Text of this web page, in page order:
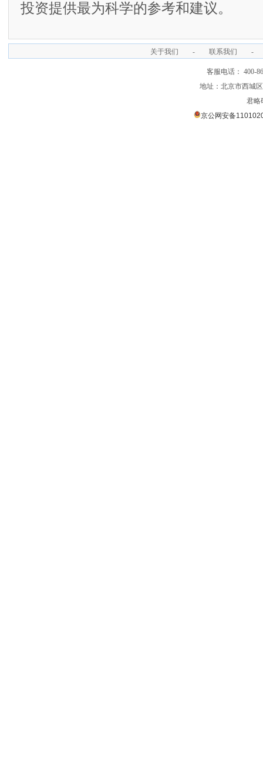
投资提供最为科学的参考和建议。
关于我们 - 联系我们 -
客服电话： 400-
地址：北京市西城
君略
京公网安备